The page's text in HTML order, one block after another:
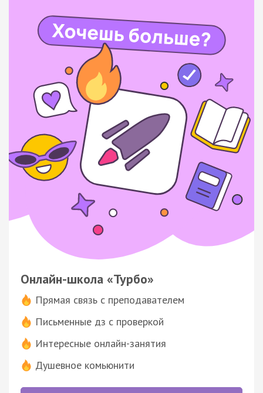
Онлайн-школа «Турбо»
Прямая связь с преподавателем
Письменные дз с проверкой
Интересные онлайн-занятия
Душевное комьюнити